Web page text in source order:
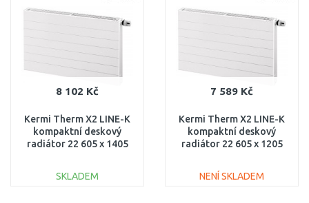
8 102 Kč
Kermi Therm X2 LINE-K
kompaktní deskový
radiátor 22 605 x 1405
SKLADEM
7 589 Kč
Kermi Therm X2 LINE-K
kompaktní deskový
radiátor 22 605 x 1205
NENÍ SKLADEM